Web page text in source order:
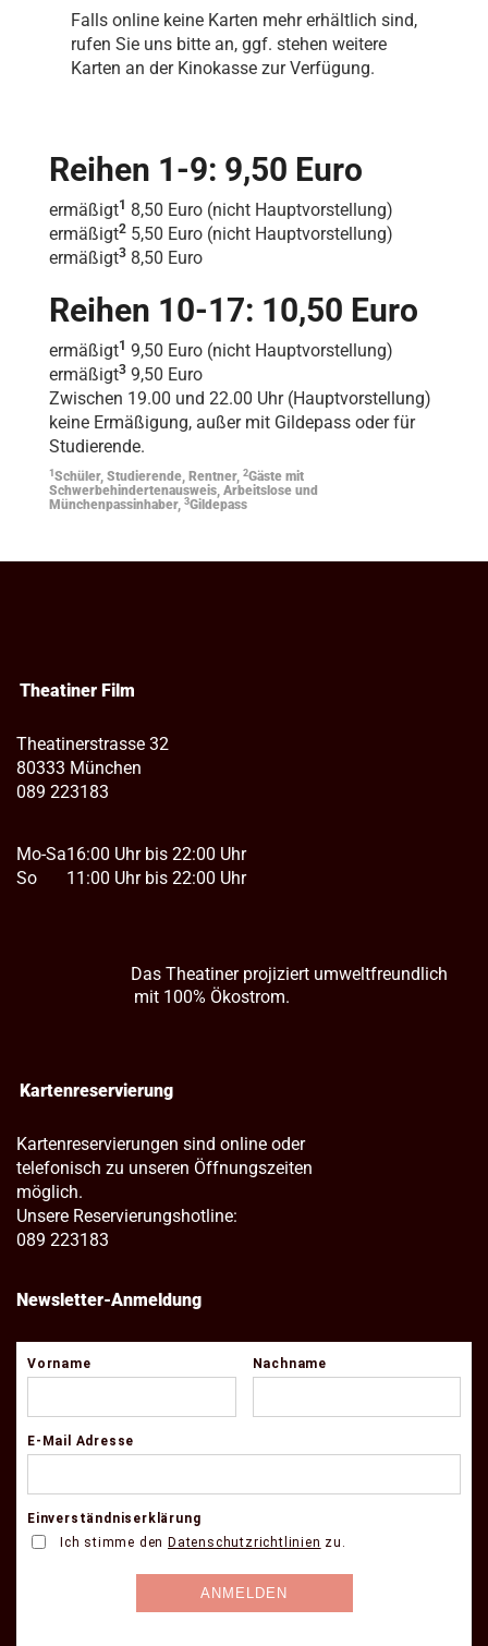
Falls online keine Karten mehr erhältlich sind,
rufen Sie uns bitte an, ggf. stehen weitere
Karten an der Kinokasse zur Verfügung.
Reihen 1-9: 9,50 Euro
ermäßigt1 8,50 Euro (nicht Hauptvorstellung)
ermäßigt2 5,50 Euro (nicht Hauptvorstellung)
ermäßigt3 8,50 Euro
Reihen 10-17: 10,50 Euro
ermäßigt1 9,50 Euro (nicht Hauptvorstellung)
ermäßigt3 9,50 Euro
Zwischen 19.00 und 22.00 Uhr (Hauptvorstellung)
keine Ermäßigung, außer mit Gildepass oder für
Studierende.
1 Schüler, Studierende, Rentner, 2Gäste mit
Schwerbehindertenausweis, Arbeitslose und
Münchenpassinhaber, 3Gildepass
Theatiner Film
Theatinerstrasse 32
80333 München
089 223183
Mo-Sa
So
16:00 Uhr bis 22:00 Uhr
11:00 Uhr bis 22:00 Uhr
Das Theatiner projiziert umweltfreundlich
mit 100% Ökostrom.
Kartenreservierung
Kartenreservierungen sind online oder
telefonisch zu unseren Öffnungszeiten
möglich.
Unsere Reservierungshotline:
089 223183
Newsletter-Anmeldung